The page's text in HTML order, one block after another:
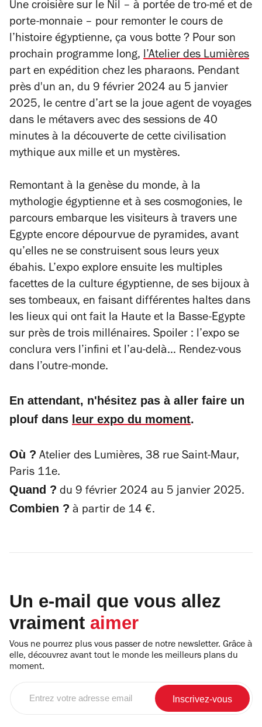
Une croisière sur le Nil – à portée de tro-mé et de
porte-monnaie – pour remonter le cours de
l’histoire égyptienne, ça vous botte ? Pour son
prochain programme long, l’Atelier des Lumières
part en expédition chez les pharaons. Pendant
près d'un an, du 9 février 2024 au 5 janvier
2025, le centre d’art se la joue agent de voyages
dans le métavers avec des sessions de 40
minutes à la découverte de cette civilisation
mythique aux mille et un mystères.
Remontant à la genèse du monde, à la
mythologie égyptienne et à ses cosmogonies, le
parcours embarque les visiteurs à travers une
Egypte encore dépourvue de pyramides, avant
qu’elles ne se construisent sous leurs yeux
ébahis. L’expo explore ensuite les multiples
facettes de la culture égyptienne, de ses bijoux à
ses tombeaux, en faisant différentes haltes dans
les lieux qui ont fait la Haute et la Basse-Egypte
sur près de trois millénaires. Spoiler : l’expo se
conclura vers l’infini et l’au-delà… Rendez-vous
dans l’outre-monde.
En attendant, n'hésitez pas à aller faire un
plouf dans leur expo du moment.
Où ? Atelier des Lumières, 38 rue Saint-Maur,
Paris 11e.
Quand ? du 9 février 2024 au 5 janvier 2025.
Combien ? à partir de 14 €.
Un e-mail que vous allez
vraiment aimer
Vous ne pourrez plus vous passer de notre newsletter. Grâce à
elle, découvrez avant tout le monde les meilleurs plans du
moment.